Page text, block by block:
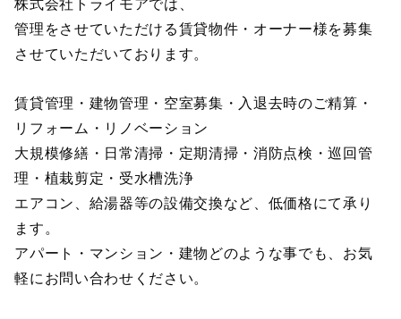
管理をさせていただける賃貸物件・オーナー様を募集
させていただいております。
賃貸管理・建物管理・空室募集・入退去時のご精算・
リフォーム・リノベーション
大規模修繕・日常清掃・定期清掃・消防点検・巡回管
理・植栽剪定・受水槽洗浄
エアコン、給湯器等の設備交換など、低価格にて承り
ます。
アパート・マンション・建物どのような事でも、お気
軽にお問い合わせください。